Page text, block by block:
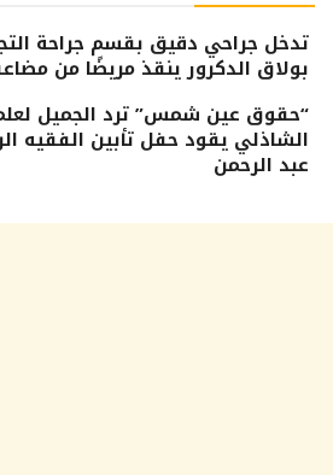
تدخل جراحي دقيق بقسم جراحة
بولاق الدكرور ينقذ مريضًا من
“حقوق عين شمس” ترد الجميل
الشاذلي يقود حفل تأبين الفقيه
عبد الرحمن